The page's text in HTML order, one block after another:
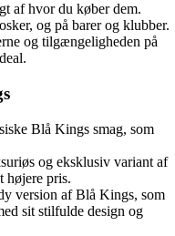
af hvor du køber dem.
og på barer og klubber.
og tilgængeligheden på
Blå Kings smag, som
og eksklusiv variant af
højere pris.
version af Blå Kings, som
sit stilfulde design og